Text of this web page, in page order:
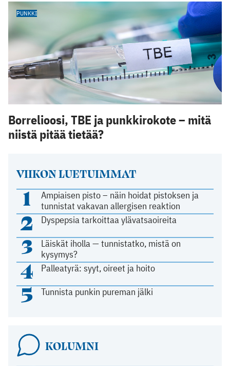
VIIKON LUETUIMMAT
1
Ampiaisen pisto – näin hoidat pistoksen ja
tunnistat vakavan allergisen reaktion
2 Dyspepsia tarkoittaa ylävatsaoireita
3
Läiskät iholla — tunnistatko, mistä on
kysymys?
4 Palleatyrä: syyt, oireet ja hoito
5 Tunnista punkin pureman jälki
KOLUMNI
PUNKKI
Borrelioosi, TBE ja punkkirokote – mitä
niistä pitää tietää?